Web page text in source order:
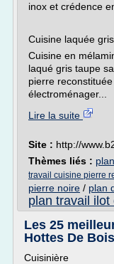
inox et crédence
Cuisine laquée
Cuisine en
laqué gris taupe
pierre
électroménager...
Lire la suite
Site : http://
Thèmes liés :
travail cuisine pierre
pierre noire / plan
plan travail
Les 25
Hottes De
Cuisinière